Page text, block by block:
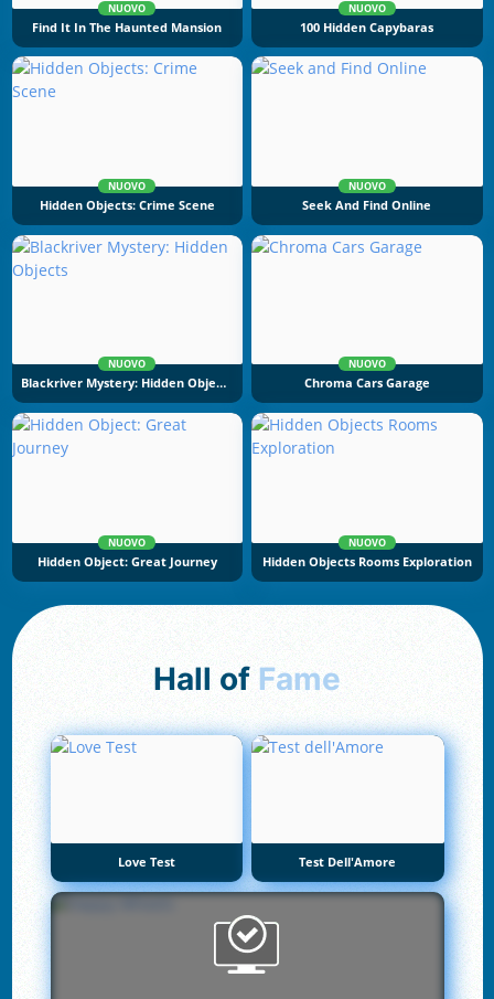
NUOVO
Find It In The Haunted Mansion
NUOVO
100 Hidden Capybaras
NUOVO
Hidden Objects: Crime Scene
NUOVO
Seek And Find Online
NUOVO
Blackriver Mystery: Hidden Objects
NUOVO
Chroma Cars Garage
NUOVO
Hidden Object: Great Journey
NUOVO
Hidden Objects Rooms Exploration
Hall of Fame
Love Test Test Dell'Amore